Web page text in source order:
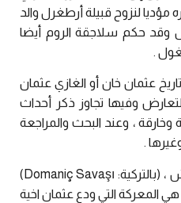
لنزوح قبيلة أرطغرل والد
وقد حكم سلاجقة الروم أيضا
.
عثمان خان أو الغازي عثمان
وفيها تجاوز ذكر أحداث
وخارقة ، وعند البحث والمراجعة
.
مثال على ذلك معركة دومانيتش ، (بالتركية: Domaniç Savaşı)‏
كُتب تاريخياً هي المعركة التي ودع عثمان اخية